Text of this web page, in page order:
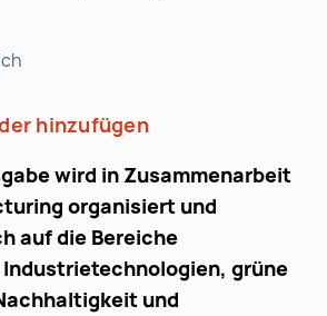
hinzufügen
wird in Zusammenarbeit
organisiert und
auf die Bereiche
grüne
und